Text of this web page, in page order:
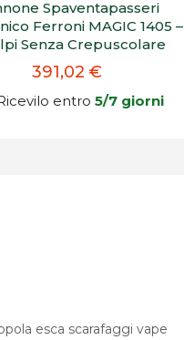
Spaventapasseri
Ferroni MAGIC 1405 –
Senza Crepuscolare
391,02 €
entro 5/7 giorni